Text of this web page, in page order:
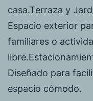
casa.Terraza y
Espacio exterior
familiares o
Diseñado para
espacio cómodo.